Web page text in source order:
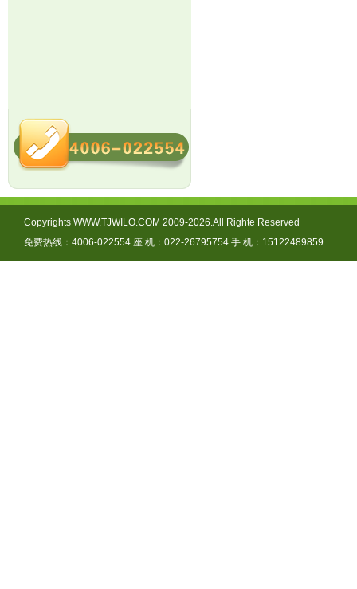
Copyrights WWW.TJWILO.COM 2009-2026.All Righte Reserved
免费热线：4006-022554 座 机：022-26795754 手 机：15122489859